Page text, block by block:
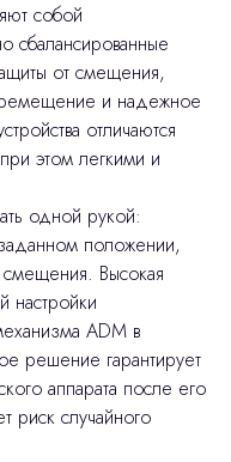
собой
сбалансированные
от смещения,
и надежное
отличаются
этом легкими и
одной рукой:
положении,
Высокая
настройки
ADM в
решение гарантирует
аппарата после его
риск случайного